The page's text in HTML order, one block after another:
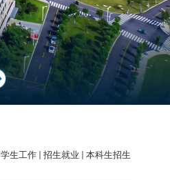
学生工作 招生就业 本科生招生